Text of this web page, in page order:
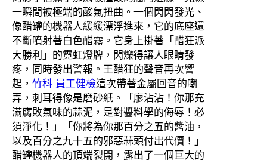
一瞬間被極端的酸氣扭曲。一個閃閃發光、
像醋罐的機器人緩緩漂浮進來，它的底座還
不斷噴射著白色醋霧。它身上掛著「醋狂派
大勝利」的霓虹燈牌，閃爍得讓人眼睛發
疼，同時發出警報。王醋狂的聲音再次響
起， 竹科 員工健檢這次帶著金屬回音的嘲
弄，刺耳得像是磨砂紙。「廖沾沾！你那充
滿腐敗氣味的蒜泥，是對醬料學的侮辱！必
須淨化！」「你將為你那百分之五的醬油，
以及百分之九十五的邪惡蒜頭付出代價！」
醋罐機器人的頂端裂開，露出了一個巨大的